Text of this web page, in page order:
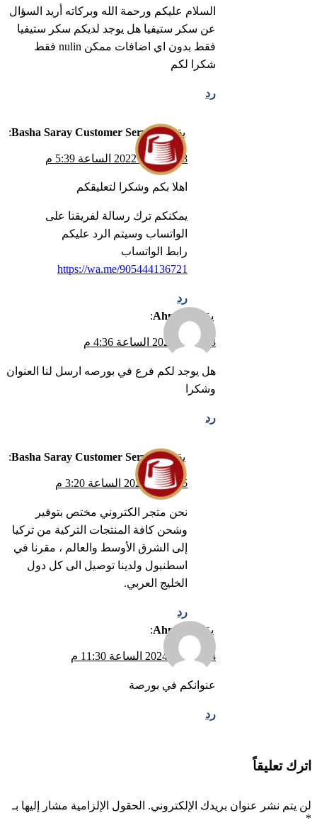
السلام عليكم ورحمة الله وبركاته أريد السؤال
عن سكر ستيفيا هل يوجد لديكم سكر ستيفيا
فقط بدون اي اضافات ممكن nulin فقط
شكرا لكم
رد
يقول Basha Saray Customer Service
:
28 نوفمبر، 2022 الساعة 5:39 م
اهلا بكم وشكرا لتعليقكم
يمكنكم ترك رسالة لفريقنا على
الواتساب وسيتم الرد عليكم
رابط الواتساب
https://wa.me/905444136721
رد
يقول
Ahmed
:
23 يونيو، 2023 الساعة 4:36 م
هل يوجد لكم فرع في بورصه ارسل لنا العنوان
وشكرا
رد
يقول Basha Saray Customer Service
:
25 يونيو، 2023 الساعة 3:20 م
نحن متجر الكتروني مختص بتوفير
وشحن كافة المنتجات التركية من تركيا
إلى الشرق الأوسط والعالم ، مقرنا في
اسطنبول ولدينا توصيل الى كل دول
الخليج العربي.
رد
يقول
Ahmed
:
14 فبراير، 2024 الساعة 11:30 م
عنوانكم في بورصة
رد
اترك تعليقاً
لن يتم نشر عنوان بريدك الإلكتروني. الحقول الإلزامية مشار إليها بـ
*